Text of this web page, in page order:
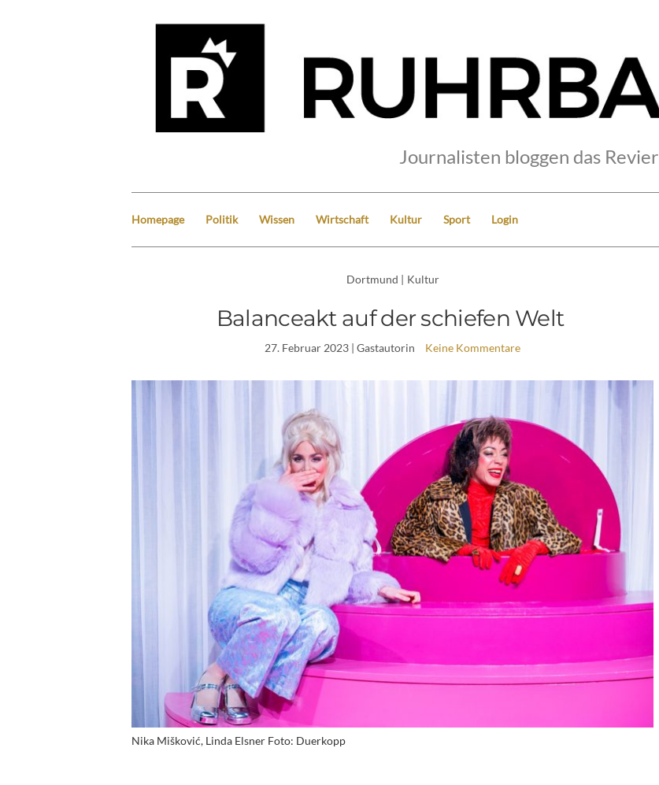
Journalisten bloggen das Revier
Homepage Politik Wissen Wirtschaft Kultur Sport Login
Dortmund | Kultur
Balanceakt auf der schiefen Welt
27. Februar 2023 | Gastautorin Keine Kommentare
Nika Mišković, Linda Elsner Foto: Duerkopp